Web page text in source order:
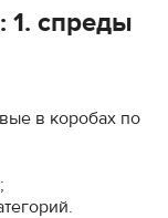
1. спреды
в коробах по